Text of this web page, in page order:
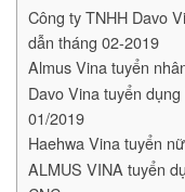
Công ty TNHH Davo
dẫn tháng 02-2019
Almus Vina tuyển
Davo Vina tuyển
01/2019
Haehwa Vina tuyển
ALMUS VINA tuyển